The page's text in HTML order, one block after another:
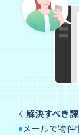
解決すべき
メールで物